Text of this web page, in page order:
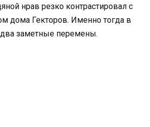
нрав резко контрастировал с
дома Гекторов. Именно тогда в
заметные перемены.